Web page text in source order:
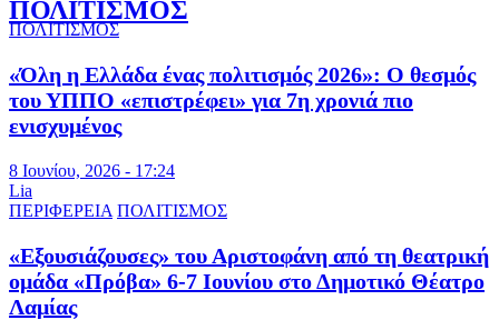
ΠΟΛΙΤΙΣΜΟΣ
ΠΟΛΙΤΙΣΜΟΣ
«Όλη η Ελλάδα ένας πολιτισμός 2026»: Ο θεσμός
του ΥΠΠΟ «επιστρέφει» για 7η χρονιά πιο
ενισχυμένος
8 Ιουνίου, 2026 - 17:24
Lia
ΠΕΡΙΦΕΡΕΙΑ ΠΟΛΙΤΙΣΜΟΣ
«Εξουσιάζουσες» του Αριστοφάνη από τη θεατρική
ομάδα «Πρόβα» 6-7 Ιουνίου στο Δημοτικό Θέατρο
Λαμίας